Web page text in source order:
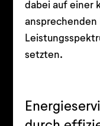
dabei auf einer
ansprechenden
setzten.